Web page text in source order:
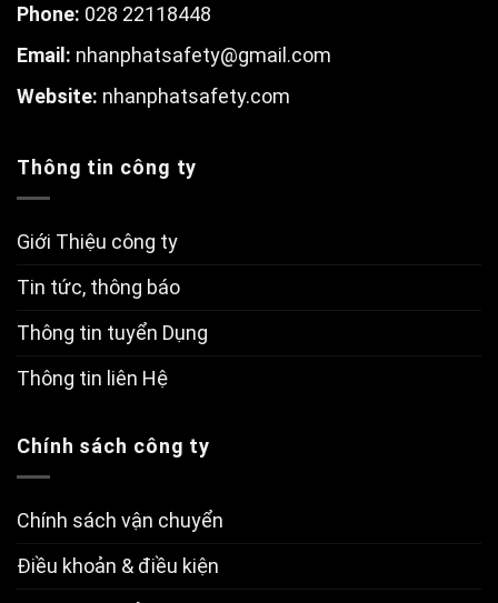
Phone: 028 22118448
Email: nhanphatsafety@gmail.com
Website: nhanphatsafety.com
Thông tin công ty
Giới Thiệu công ty
Tin tức, thông báo
Thông tin tuyển Dụng
Thông tin liên Hệ
Chính sách công ty
Chính sách vận chuyển
Điều khoản & điều kiện